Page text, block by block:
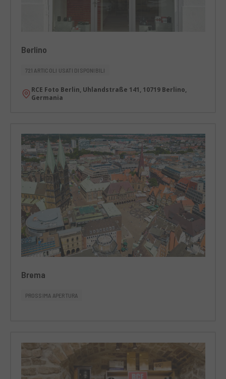
Berlino
721 ARTICOLI USATI DISPONIBILI
RCE Foto Berlin, Uhlandstraße 141, 10719 Berlino,
Germania
Brema
PROSSIMA APERTURA